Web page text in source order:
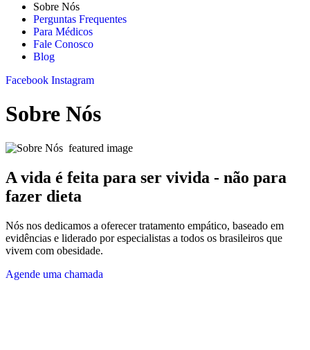
Sobre Nós
Perguntas Frequentes
Para Médicos
Fale Conosco
Blog
Facebook Instagram
Sobre Nós
A vida é feita para ser vivida - não para
fazer dieta
Nós nos dedicamos a oferecer tratamento empático, baseado em
evidências e liderado por especialistas a todos os brasileiros que
vivem com obesidade.
Agende uma chamada